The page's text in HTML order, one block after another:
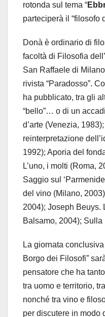
rotonda sul tema “
parteciperà il “filosofo
Donà è ordinario di
facoltà di Filosofia
San Raffaele di
rivista “Paradosso”.
ha pubblicato, tra gli
“bello”… o di un
d’arte (Venezia,
reinterpretazione
1992); Aporia del
L’uno, i molti (Roma,
Saggio sul
del vino (Milano,
2004); Joseph Beuys.
Balsamo, 2004);
La giornata conclusiva
Borgo dei Filosofi”
pensatore che ha
tra uomo e territorio,
nonché tra vino e
per discutere in modo